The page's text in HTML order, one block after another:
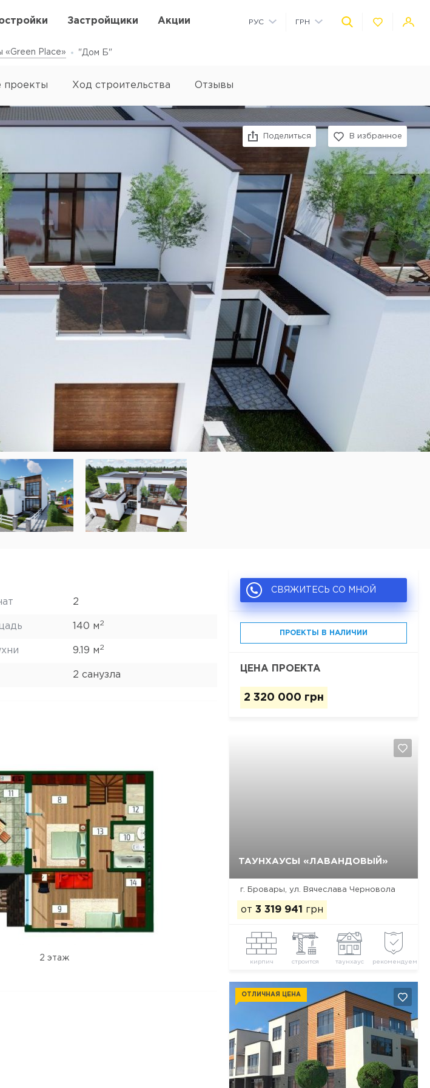
Застройщики Акции РУС ГРН
«Green Place» "Дом Б"
проекты Ход строительства Отзывы
Поделиться
Facebook
Vkontakte
Twitter
Pinterest
Viber
Telegram В избранное
2
140 м2
9.19 м2
2 санузла
2 этаж
СВЯЖИТЕСЬ СО МНОЙ
ПРОЕКТЫ В НАЛИЧИИ
ЦЕНА ПРОЕКТА
2 320 000 грн
ТАУНХАУСЫ «ЛАВАНДОВЫЙ»
г. Бровары, ул. Вячеслава Черновола
от 3 319 941 грн
кирпич строится таунхаус рекомендуем
Да, удалить Отмена
ОТЛИЧНАЯ ЦЕНА